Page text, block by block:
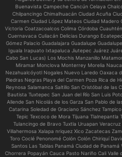
Buenavista Campeche Cancún Celaya
Chilpancingo Chimalhuacán Ciudad Acuña
Carmen Ciudad López Mateos Ciudad Madero
Victoria Coatzacoalcos Colima Córdoba
Cuernavaca Culiacán Delicias Durango
Gómez Palacio Guadalajara Guadalupe
Iguala Irapuato Ixtapaluca Jiutepec Juárez
Cabo San Lucas) Los Mochis Manzanillo
Miramar Monclova Monterrey Morelia
Nezahualcóyotl Nogales Nuevo Laredo Oaxaca
Piedras Negras Playa del Carmen Poza Rica de
Reynosa Salamanca Saltillo San Cristóbal de las
Bautista Tuxtepec San Juan del Río San Luis
Allende San Nicolás de los Garza San Pablo de
Catarina Soledad de Graciano Sánchez
Tepic Texcoco de Mora Tijuana Tlalnepantla
Tulancingo de Bravo Tuxtla Uruapan
Villahermosa Xalapa nriquez Xico Zacatecas
Toro Coclé Penonomé Colón Colón Chiriquí
Santos Las Tablas Panamá Ciudad de
Chorrera Popayán Cauca Pasto Nariño Cali